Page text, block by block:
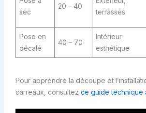
sec
20 – 40
terrasses
Pose en
décalé
40 – 70
Intérieur
esthétique
Pour apprendre la découpe et
carreaux, consultez ce guide technique